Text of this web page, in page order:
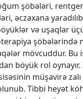
şöbələri,
əczaxana
və uşaqlar
şöbələrində
mövcuddur.
böyük rol
müşavirə
Tibbi heyət